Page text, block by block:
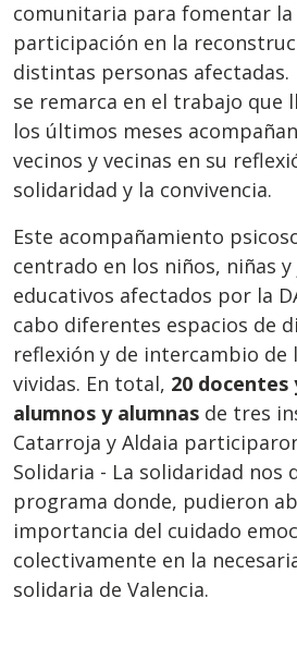
comunitaria para fomentar la
participación en la
distintas personas afectadas.
se remarca en el trabajo que
los últimos meses
vecinos y vecinas en su
solidaridad y la convivencia.
Este acompañamiento
centrado en los niños, niñas
educativos afectados por la
cabo diferentes espacios de
reflexión y de intercambio de
vividas. En total, 20 docentes
alumnos y alumnas de tres
Catarroja y Aldaia
Solidaria - La solidaridad nos
programa donde, pudieron
importancia del cuidado
colectivamente en la
solidaria de Valencia.